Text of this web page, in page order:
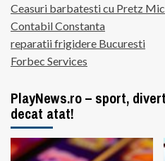
Ceasuri barbatesti cu Pretz Mic
Contabil Constanta
reparatii frigidere Bucuresti
Forbec Services
PlayNews.ro – sport,
decat atat!